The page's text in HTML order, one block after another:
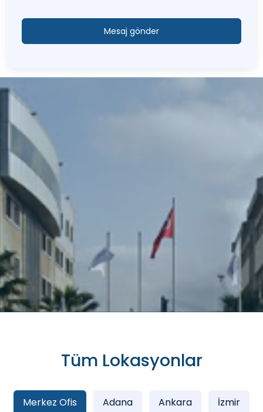
Mesaj gönder
Tüm Lokasyonlar
Merkez Ofis Adana Ankara İzmir